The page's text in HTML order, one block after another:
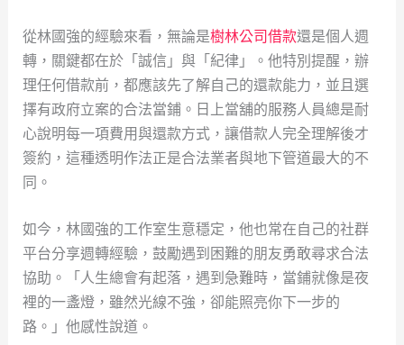
從林國強的經驗來看，無論是樹林公司借款還是個人週
轉，關鍵都在於「誠信」與「紀律」。他特別提醒，辦
理任何借款前，都應該先了解自己的還款能力，並且選
擇有政府立案的合法當鋪。日上當舖的服務人員總是耐
心說明每一項費用與還款方式，讓借款人完全理解後才
簽約，這種透明作法正是合法業者與地下管道最大的不
同。
如今，林國強的工作室生意穩定，他也常在自己的社群
平台分享週轉經驗，鼓勵遇到困難的朋友勇敢尋求合法
協助。「人生總會有起落，遇到急難時，當鋪就像是夜
裡的一盞燈，雖然光線不強，卻能照亮你下一步的
路。」他感性說道。